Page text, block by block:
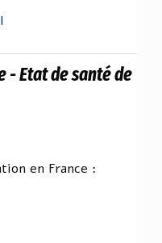
- Etat de santé de
en France :